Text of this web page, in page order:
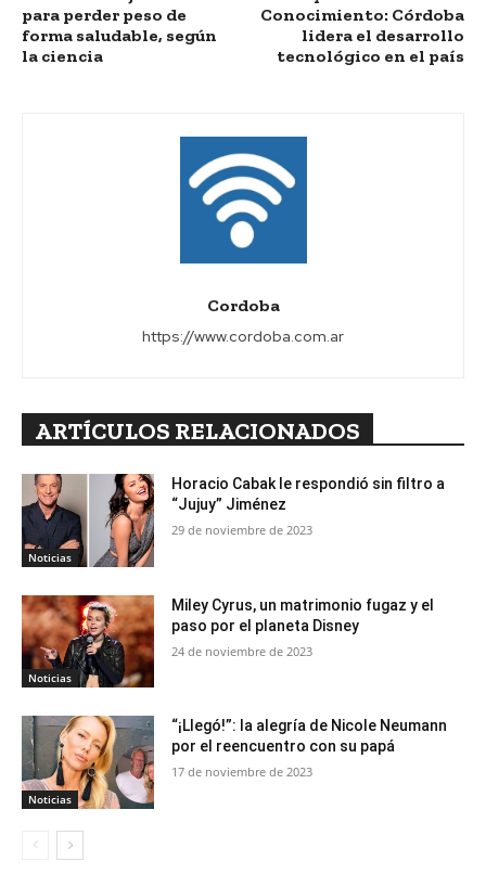
para perder peso de
forma saludable, según
la ciencia
Conocimiento: Córdoba
lidera el desarrollo
tecnológico en el país
Cordoba
https://www.cordoba.com.ar
ARTÍCULOS RELACIONADOS
Noticias
Horacio Cabak le respondió sin filtro a
“Jujuy” Jiménez
29 de noviembre de 2023
Noticias
Miley Cyrus, un matrimonio fugaz y el
paso por el planeta Disney
24 de noviembre de 2023
Noticias
“¡Llegó!”: la alegría de Nicole Neumann
por el reencuentro con su papá
17 de noviembre de 2023